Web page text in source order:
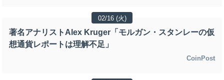
02/16 (火)
著名アナリストAlex Kruger「モルガン・スタンレーの仮
想通貨レポートは理解不足」
CoinPost